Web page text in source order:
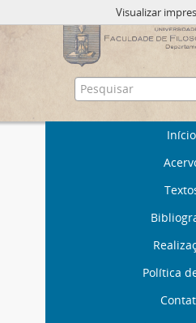
Início
Política
Visualizar